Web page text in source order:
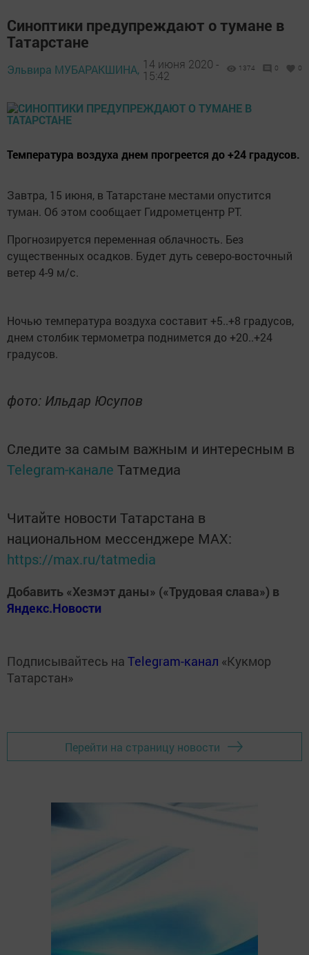
Синоптики предупреждают о тумане в
Татарстане
Эльвира МУБАРАКШИНА, 14 июня 2020 -
15:42
1374 0 0
Температура воздуха днем прогреется до +24 градусов.
Завтра, 15 июня, в Татарстане местами опустится
туман. Об этом сообщает Гидрометцентр РТ.
Прогнозируется переменная облачность. Без
существенных осадков. Будет дуть северо-восточный
ветер 4-9 м/с.
Ночью температура воздуха составит +5..+8 градусов,
днем столбик термометра поднимется до +20..+24
градусов.
фото: Ильдар Юсупов
Следите за самым важным и интересным в
Telegram-канале Татмедиа
Читайте новости Татарстана в
национальном мессенджере MАХ:
https://max.ru/tatmedia
Добавить «Хезмэт даны» («Трудовая слава») в
Яндекс.Новости
Подписывайтесь на Telegram-канал «Кукмор
Татарстан»
Перейти на страницу новости